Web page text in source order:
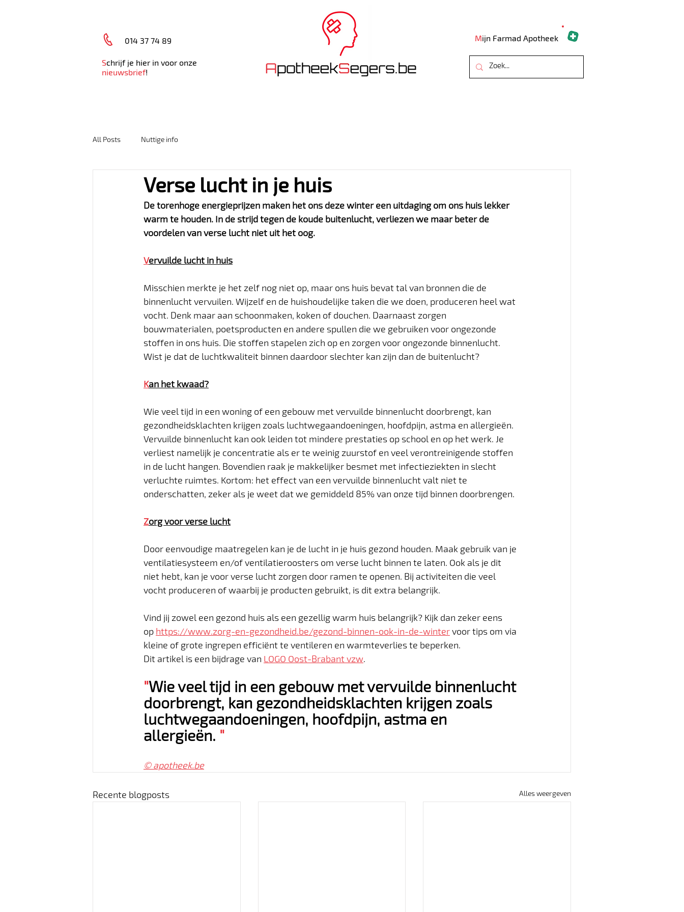
014 37 74 89
Schrijf je hier in voor onze
nieuwsbrief!
Mijn Farmad Apotheek
All Posts Nuttige info
Verse lucht in je huis
De torenhoge energieprijzen maken het ons deze winter een uitdaging om ons huis lekker
warm te houden. In de strijd tegen de koude buitenlucht, verliezen we maar beter de
voordelen van verse lucht niet uit het oog.
Vervuilde lucht in huis
Misschien merkte je het zelf nog niet op, maar ons huis bevat tal van bronnen die de
binnenlucht vervuilen. Wijzelf en de huishoudelijke taken die we doen, produceren heel wat
vocht. Denk maar aan schoonmaken, koken of douchen. Daarnaast zorgen
bouwmaterialen, poetsproducten en andere spullen die we gebruiken voor ongezonde
stoffen in ons huis. Die stoffen stapelen zich op en zorgen voor ongezonde binnenlucht.
Wist je dat de luchtkwaliteit binnen daardoor slechter kan zijn dan de buitenlucht?
Kan het kwaad?
Wie veel tijd in een woning of een gebouw met vervuilde binnenlucht doorbrengt, kan
gezondheidsklachten krijgen zoals luchtwegaandoeningen, hoofdpijn, astma en allergieën.
Vervuilde binnenlucht kan ook leiden tot mindere prestaties op school en op het werk. Je
verliest namelijk je concentratie als er te weinig zuurstof en veel verontreinigende stoffen
in de lucht hangen. Bovendien raak je makkelijker besmet met infectieziekten in slecht
verluchte ruimtes. Kortom: het effect van een vervuilde binnenlucht valt niet te
onderschatten, zeker als je weet dat we gemiddeld 85% van onze tijd binnen doorbrengen.
Zorg voor verse lucht
Door eenvoudige maatregelen kan je de lucht in je huis gezond houden. Maak gebruik van je
ventilatiesysteem en/of ventilatieroosters om verse lucht binnen te laten. Ook als je dit
niet hebt, kan je voor verse lucht zorgen door ramen te openen. Bij activiteiten die veel
vocht produceren of waarbij je producten gebruikt, is dit extra belangrijk.
Vind jij zowel een gezond huis als een gezellig warm huis belangrijk? Kijk dan zeker eens
op https://www.zorg-en-gezondheid.be/gezond-binnen-ook-in-de-winter voor tips om via
kleine of grote ingrepen efficiënt te ventileren en warmteverlies te beperken.
Dit artikel is een bijdrage van LOGO Oost-Brabant vzw.
"Wie veel tijd in een gebouw met vervuilde binnenlucht
doorbrengt, kan gezondheidsklachten krijgen zoals
luchtwegaandoeningen, hoofdpijn, astma en
allergieën. "
© apotheek.be
Recente blogposts Alles weergeven